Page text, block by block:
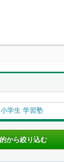
小学生 学習塾